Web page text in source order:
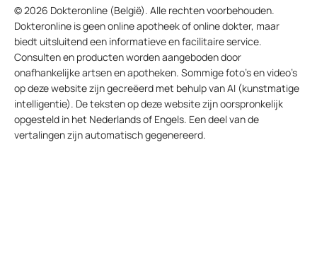
© 2026 Dokteronline (België). Alle rechten voorbehouden.
Dokteronline is geen online apotheek of online dokter, maar
biedt uitsluitend een informatieve en facilitaire service.
Consulten en producten worden aangeboden door
onafhankelijke artsen en apotheken. Sommige foto’s en video’s
op deze website zijn gecreëerd met behulp van AI (kunstmatige
intelligentie). De teksten op deze website zijn oorspronkelijk
opgesteld in het Nederlands of Engels. Een deel van de
vertalingen zijn automatisch gegenereerd.